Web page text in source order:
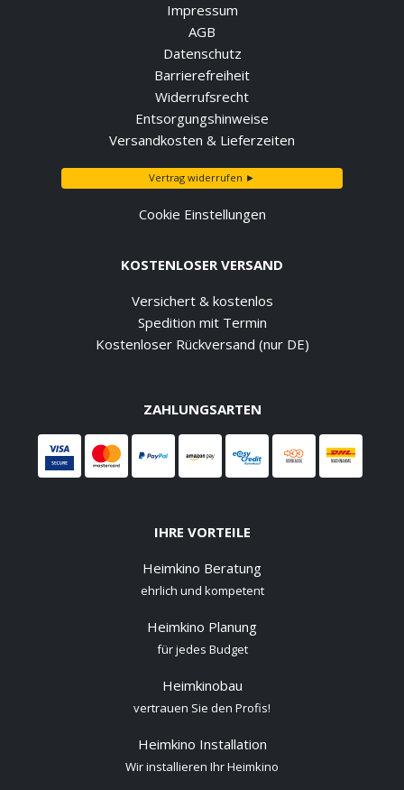
Impressum
AGB
Datenschutz
Barrierefreiheit
Widerrufsrecht
Entsorgungshinweise
Versandkosten & Lieferzeiten
Vertrag widerrufen ►
Cookie Einstellungen
KOSTENLOSER VERSAND
Versichert & kostenlos
Spedition mit Termin
Kostenloser Rückversand (nur DE)
ZAHLUNGSARTEN
IHRE VORTEILE
Heimkino Beratung
ehrlich und kompetent
Heimkino Planung
für jedes Budget
Heimkinobau
vertrauen Sie den Profis!
Heimkino Installation
Wir installieren Ihr Heimkino